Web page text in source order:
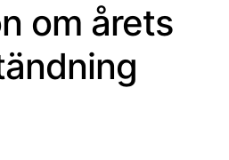
om årets